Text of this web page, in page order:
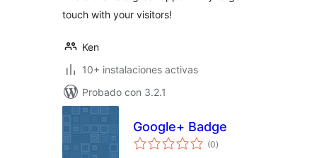
touch with your visitors!
Ken
10+ instalaciones activas
Probado con 3.2.1
Google+ Badge
(0total
de
)